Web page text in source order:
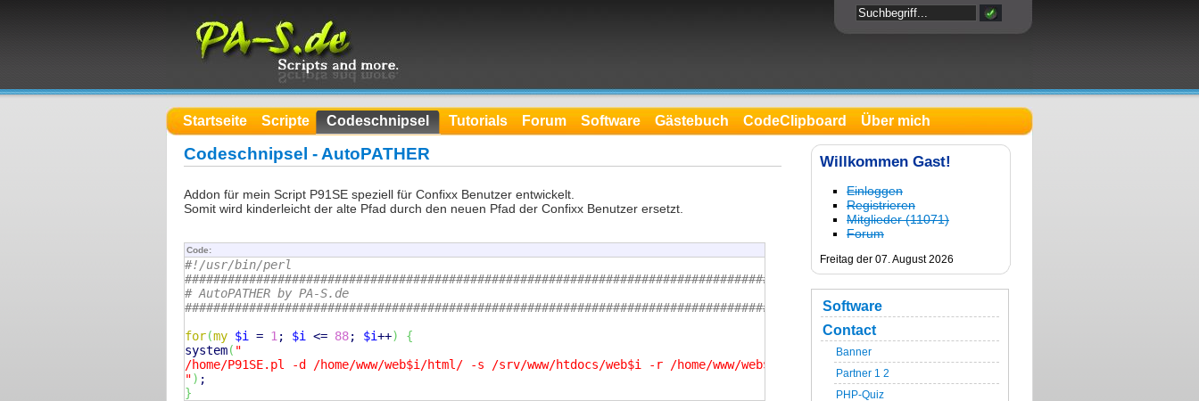
Startseite Scripte Codeschnipsel Tutorials Forum Software Gästebuch CodeClipboard Über mich
Codeschnipsel - AutoPATHER
Addon für mein Script P91SE speziell für Confixx Benutzer entwickelt.
Somit wird kinderleicht der alte Pfad durch den neuen Pfad der Confixx Benutzer ersetzt.
Code:
#!/usr/bin/perl
###########################################################################################################################
# AutoPATHER by PA-S.de
###########################################################################################################################
for(my $i = 1 ; $i <= 88; $i++)
{
system( "
/home/P91SE.pl -d /home/www/web$i/html/ -s /srv/www/htdocs/web$i -r /home/www/web$i -f 1
")
}
Willkommen Gast!
Einloggen
Registrieren
Mitglieder (11071)
Forum
Freitag der 07. August 2026
Software
Contact
Banner
Partner 1 2
PHP-Quiz